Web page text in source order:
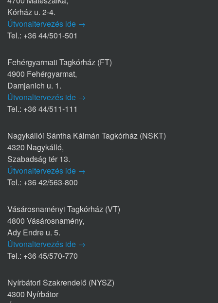
Kórház u. 2-4.
Útvonaltervezés ide →
Tel.: +36 44/501-501
Fehérgyarmati Tagkórház (FT)
4900 Fehérgyarmat,
Damjanich u. 1.
Útvonaltervezés ide →
Tel.: +36 44/511-111
Nagykállói Sántha Kálmán Tagkórház (NSKT)
4320 Nagykálló,
Szabadság tér 13.
Útvonaltervezés ide →
Tel.: +36 42/563-800
Vásárosnaményi Tagkórház (VT)
4800 Vásárosnamény,
Ady Endre u. 5.
Útvonaltervezés ide →
Tel.: +36 45/570-770
Nyírbátori Szakrendelő (NYSZ)
4300 Nyírbátor